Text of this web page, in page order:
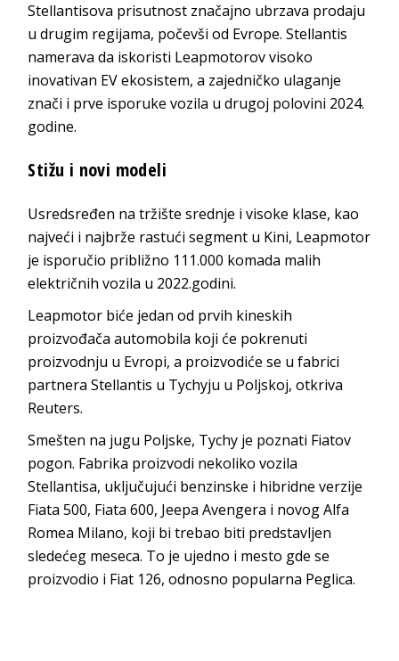
Stellantisova prisutnost značajno ubrzava prodaju
u drugim regijama, počevši od Evrope. Stellantis
namerava da iskoristi Leapmotorov visoko
inovativan EV ekosistem, a zajedničko ulaganje
znači i prve isporuke vozila u drugoj polovini 2024.
godine.
Stižu i novi modeli
Usredsređen na tržište srednje i visoke klase, kao
najveći i najbrže rastući segment u Kini, Leapmotor
je isporučio približno 111.000 komada malih
električnih vozila u 2022.godini.
Leapmotor biće jedan od prvih kineskih
proizvođača automobila koji će pokrenuti
proizvodnju u Evropi, a proizvodiće se u fabrici
partnera Stellantis u Tychyju u Poljskoj, otkriva
Reuters.
Smešten na jugu Poljske, Tychy je poznati Fiatov
pogon. Fabrika proizvodi nekoliko vozila
Stellantisa, uključujući benzinske i hibridne verzije
Fiata 500, Fiata 600, Jeepa Avengera i novog Alfa
Romea Milano, koji bi trebao biti predstavljen
sledećeg meseca. To je ujedno i mesto gde se
proizvodio i Fiat 126, odnosno popularna Peglica.